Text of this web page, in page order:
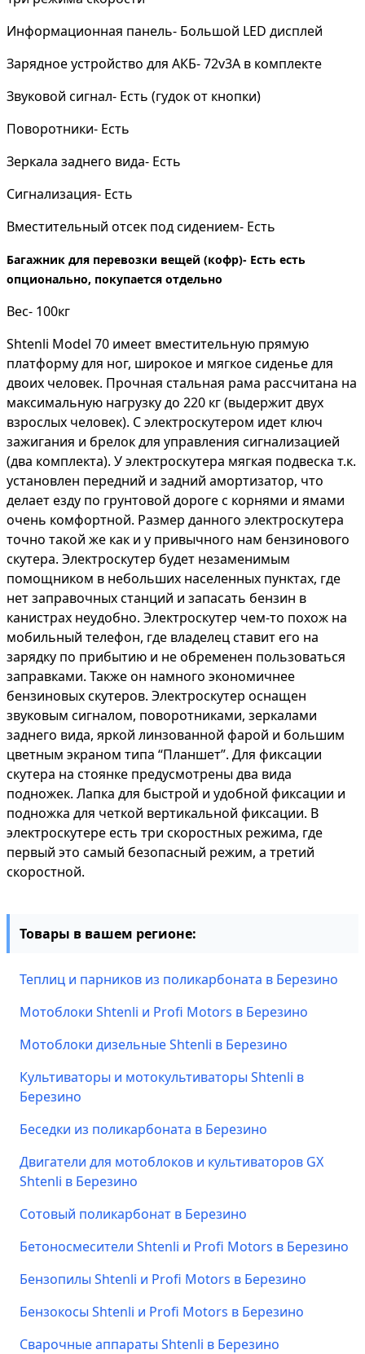
Информационная панель- Большой LED дисплей
Зарядное устройство для АКБ- 72v3A в комплекте
Звуковой сигнал- Есть (гудок от кнопки)
Поворотники- Есть
Зеркала заднего вида- Есть
Сигнализация- Есть
Вместительный отсек под сидением- Есть
Багажник для перевозки вещей (кофр)- Есть есть
опционально, покупается отдельно
Вес- 100кг
Shtenli Model 70 имеет вместительную прямую
платформу для ног, широкое и мягкое сиденье для
двоих человек. Прочная стальная рама рассчитана на
максимальную нагрузку до 220 кг (выдержит двух
взрослых человек). С электроскутером идет ключ
зажигания и брелок для управления сигнализацией
(два комплекта). У электроскутера мягкая подвеска т.к.
установлен передний и задний амортизатор, что
делает езду по грунтовой дороге с корнями и ямами
очень комфортной. Размер данного электроскутера
точно такой же как и у привычного нам бензинового
скутера. Электроскутер будет незаменимым
помощником в небольших населенных пунктах, где
нет заправочных станций и запасать бензин в
канистрах неудобно. Электроскутер чем-то похож на
мобильный телефон, где владелец ставит его на
зарядку по прибытию и не обременен пользоваться
заправками. Также он намного экономичнее
бензиновых скутеров. Электроскутер оснащен
звуковым сигналом, поворотниками, зеркалами
заднего вида, яркой линзованной фарой и большим
цветным экраном типа “Планшет”. Для фиксации
скутера на стоянке предусмотрены два вида
подножек. Лапка для быстрой и удобной фиксации и
подножка для четкой вертикальной фиксации. В
электроскутере есть три скоростных режима, где
первый это самый безопасный режим, а третий
скоростной.
Товары в вашем регионе:
Теплиц и парников из поликарбоната в Березино
Мотоблоки Shtenli и Profi Motors в Березино
Мотоблоки дизельные Shtenli в Березино
Культиваторы и мотокультиваторы Shtenli в
Березино
Беседки из поликарбоната в Березино
Двигатели для мотоблоков и культиваторов GX
Shtenli в Березино
Сотовый поликарбонат в Березино
Бетоносмесители Shtenli и Profi Motors в Березино
Бензопилы Shtenli и Profi Motors в Березино
Бензокосы Shtenli и Profi Motors в Березино
Сварочные аппараты Shtenli в Березино